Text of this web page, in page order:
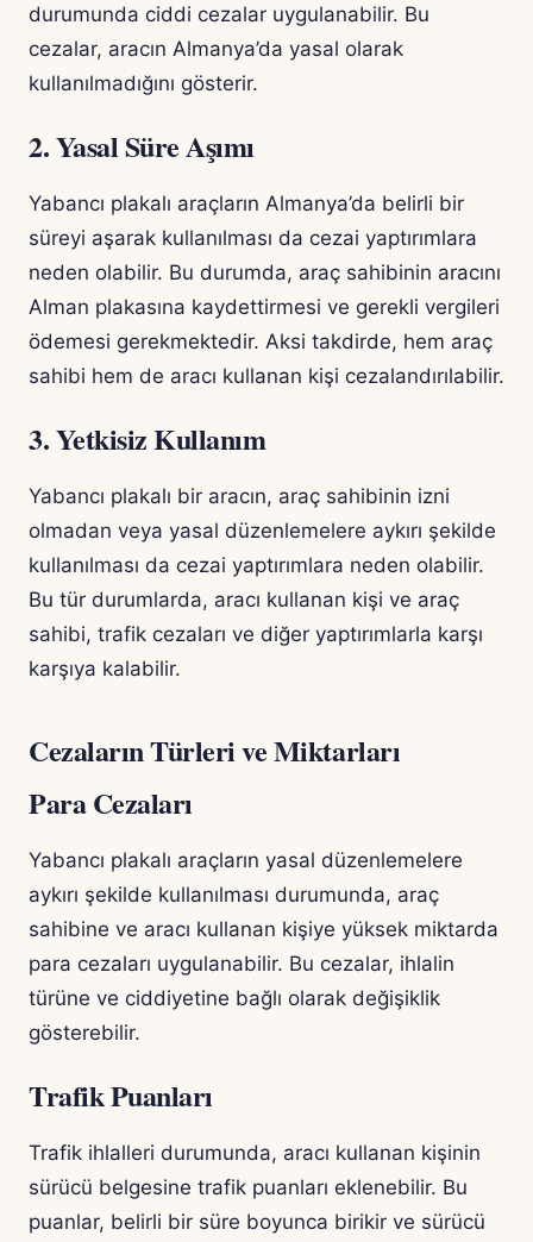
durumunda ciddi cezalar uygulanabilir. Bu
cezalar, aracın Almanya’da yasal olarak
kullanılmadığını gösterir.
2. Yasal Süre Aşımı
Yabancı plakalı araçların Almanya’da belirli bir
süreyi aşarak kullanılması da cezai yaptırımlara
neden olabilir. Bu durumda, araç sahibinin aracını
Alman plakasına kaydettirmesi ve gerekli vergileri
ödemesi gerekmektedir. Aksi takdirde, hem araç
sahibi hem de aracı kullanan kişi cezalandırılabilir.
3. Yetkisiz Kullanım
Yabancı plakalı bir aracın, araç sahibinin izni
olmadan veya yasal düzenlemelere aykırı şekilde
kullanılması da cezai yaptırımlara neden olabilir.
Bu tür durumlarda, aracı kullanan kişi ve araç
sahibi, trafik cezaları ve diğer yaptırımlarla karşı
karşıya kalabilir.
Cezaların Türleri ve Miktarları
Para Cezaları
Yabancı plakalı araçların yasal düzenlemelere
aykırı şekilde kullanılması durumunda, araç
sahibine ve aracı kullanan kişiye yüksek miktarda
para cezaları uygulanabilir. Bu cezalar, ihlalin
türüne ve ciddiyetine bağlı olarak değişiklik
gösterebilir.
Trafik Puanları
Trafik ihlalleri durumunda, aracı kullanan kişinin
sürücü belgesine trafik puanları eklenebilir. Bu
puanlar, belirli bir süre boyunca birikir ve sürücü